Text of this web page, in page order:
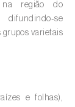
na região do
grupos varietais
e folhas),